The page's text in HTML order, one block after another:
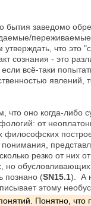
заведомо
что
- это
всё-таки
явлений,
оно когда-либо
от
философских
резко от них
познано (SN15.1). А
этому
Понятно, что